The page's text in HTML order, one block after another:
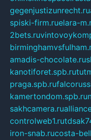
gegenjustizunrecht.ru
spiski-firm.ruelara-
2bets.ru
amadis-chocolate.ru
kanotiforet.spb.ru
praga.spb.ru
kamertondom.spb.ru
sakhcamera.ru
controlweb1.ru
iron-snab.rucosta-